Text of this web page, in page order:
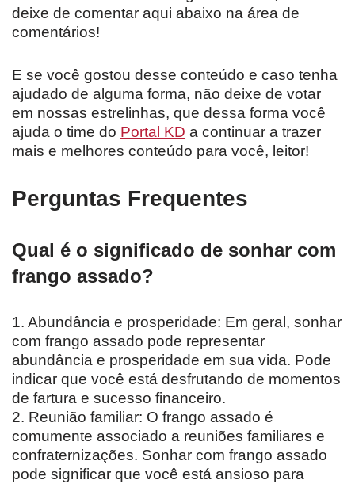
deixe de comentar aqui abaixo na área de
comentários!
E se você gostou desse conteúdo e caso tenha
ajudado de alguma forma, não deixe de votar
em nossas estrelinhas, que dessa forma você
ajuda o time do Portal KD a continuar a trazer
mais e melhores conteúdo para você, leitor!
Perguntas Frequentes
Qual é o significado de sonhar com
frango assado?
1. Abundância e prosperidade: Em geral, sonhar
com frango assado pode representar
abundância e prosperidade em sua vida. Pode
indicar que você está desfrutando de momentos
de fartura e sucesso financeiro.
2. Reunião familiar: O frango assado é
comumente associado a reuniões familiares e
confraternizações. Sonhar com frango assado
pode significar que você está ansioso para